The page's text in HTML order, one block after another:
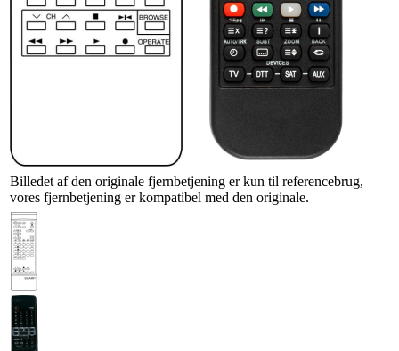
Billedet af den originale fjernbetjening er kun til referencebrug,
vores fjernbetjening er kompatibel med den originale.